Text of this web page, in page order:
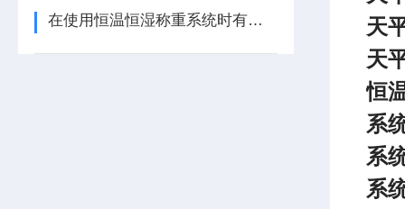
在使用恒温恒湿称重系统时有哪些注意事项？看完便知
天
天
恒
系
系
系